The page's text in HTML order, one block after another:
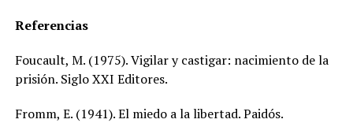
Referencias
Foucault, M. (1975). Vigilar y castigar: nacimiento de la
prisión. Siglo XXI Editores.
Fromm, E. (1941). El miedo a la libertad. Paidós.